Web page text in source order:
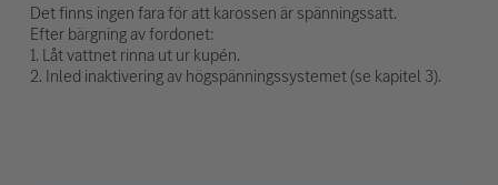
Det finns ingen fara för att karossen är spänningssatt.
Efter bärgning av fordonet:
1. Låt vattnet rinna ut ur kupén.
2. Inled inaktivering av högspänningssystemet (se kapitel 3).